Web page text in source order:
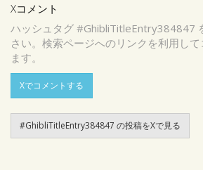
Xコメント
ハッシュタグ #GhibliTitleEntry384847
さい。検索ページへのリンクを利用し
ます。
Xでコメントする
#GhibliTitleEntry384847 の投稿をXで見る